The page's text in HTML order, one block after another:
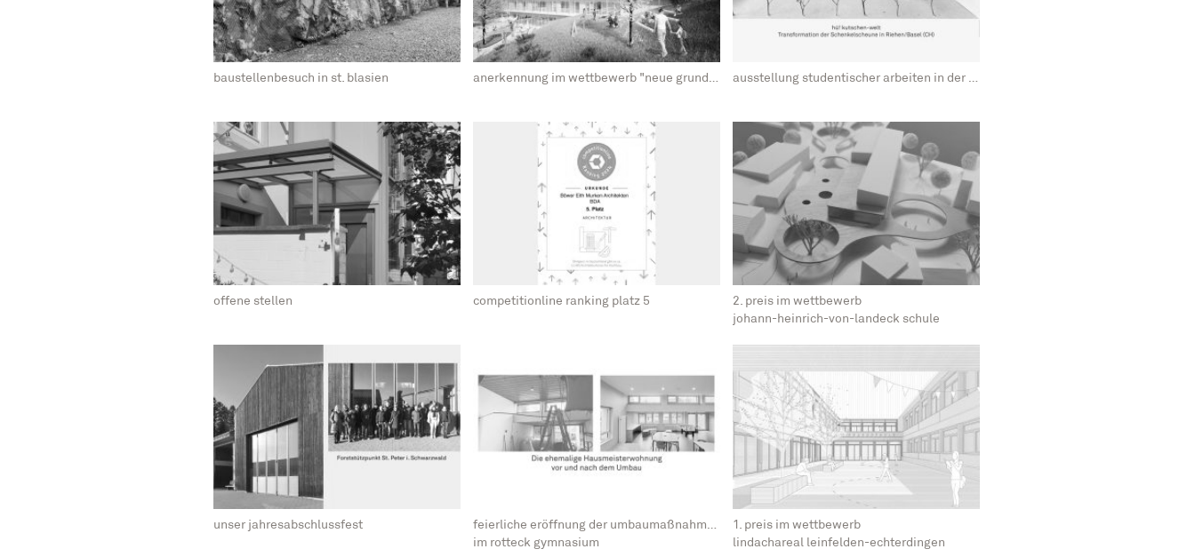
baustellenbesuch in st. blasien
offene stellen competitionline ranking platz 5 2. preis im wettbewerb
johann-heinrich-von-landeck schule
unser jahresabschlussfest
im rotteck gymnasium
1. preis im wettbewerb
lindachareal leinfelden-echterdingen